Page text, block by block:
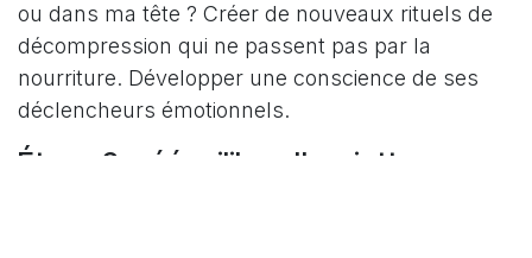
ou dans ma tête ? Créer de nouveaux rituels de
décompression qui ne passent pas par la
nourriture. Développer une conscience de ses
déclencheurs émotionnels.
Étape 2 : rééquilibrer l'assiette